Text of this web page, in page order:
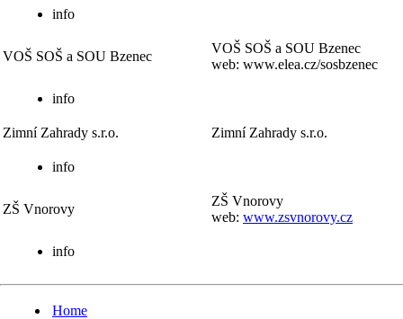
info
VOŠ SOŠ a SOU Bzenec
VOŠ SOŠ a SOU Bzenec
web: www.elea.cz/sosbzenec
info
Zimní Zahrady s.r.o. Zimní Zahrady s.r.o.
info
ZŠ Vnorovy
ZŠ Vnorovy
web: www.zsvnorovy.cz
info
Home